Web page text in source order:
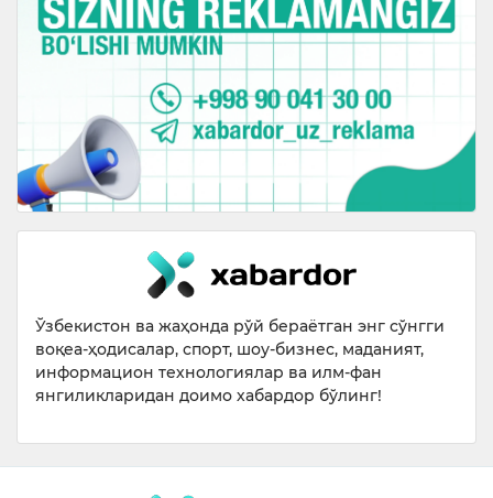
Ўзбекистон ва жаҳонда рўй бераётган энг сўнгги
воқеа-ҳодисалар, спорт, шоу-бизнес, маданият,
информацион технологиялар ва илм-фан
янгиликларидан доимо хабардор бўлинг!